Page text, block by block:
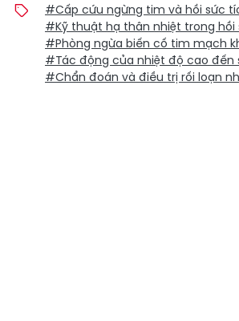
#Cấp cứu ngừng tim và hồi sức
#Kỹ thuật hạ thân nhiệt trong hồi
#Phòng ngừa biến cố tim mạch
#Tác động của nhiệt độ cao đến
#Chẩn đoán và điều trị rối loạn